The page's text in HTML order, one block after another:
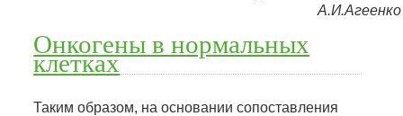
А.И.Агеенко
Онкогены в нормальных
клетках
Таким образом, на основании сопоставления